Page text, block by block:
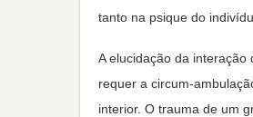
tanto na psique do
A elucidação da
requer a circum-
interior. O trauma de um